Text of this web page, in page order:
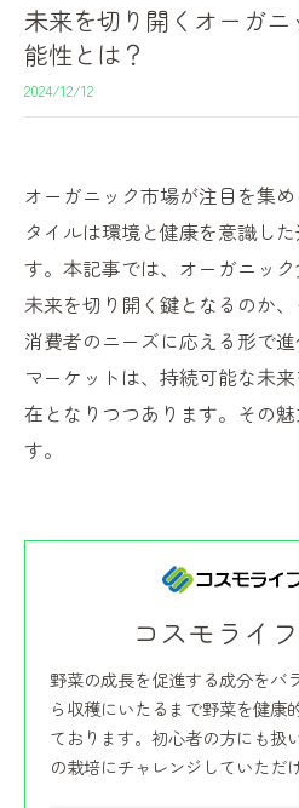
未来を切り開くオーガ
能性とは？
2024/12/12
オーガニック市場が注目を集
タイルは環境と健康を意識し
す。本記事では、オーガニッ
未来を切り開く鍵となるのか、
消費者のニーズに応える形で
マーケットは、持続可能な未
在となりつつあります。その
す。
コスモライ
野菜の成長を促進する成分をバ
ら収穫にいたるまで野菜を健康
ております。初心者の方にも扱
の栽培にチャレンジしていただ